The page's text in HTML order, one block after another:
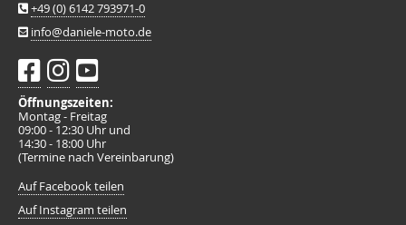
+49 (0) 6142 793971-0
info@daniele-moto.de
Öffnungszeiten:
Montag - Freitag
09:00 - 12:30 Uhr und
14:30 - 18:00 Uhr
(Termine nach Vereinbarung)
Auf Facebook teilen
Auf Instagram teilen